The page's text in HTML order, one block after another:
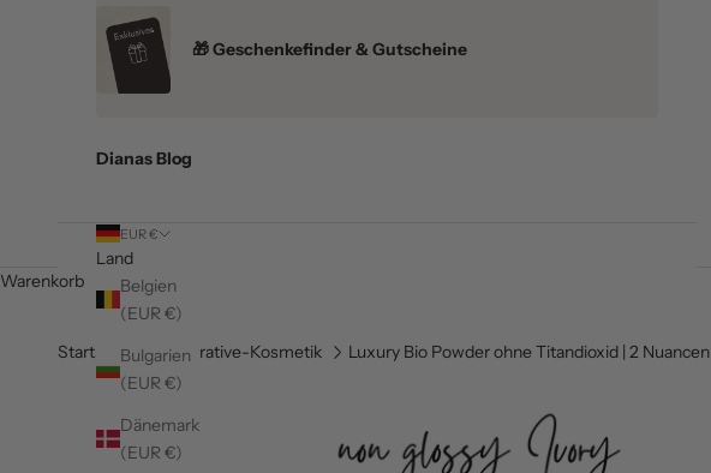
🎁 Geschenkefinder & Gutscheine
Dianas Blog
EUR €
Land
Belgien
(EUR €)
Bulgarien
(EUR €)
Dänemark
(EUR €)
Warenkorb
Startseite Dekorative-Kosmetik Luxury Bio Powder ohne Titandioxid | 2 Nuancen